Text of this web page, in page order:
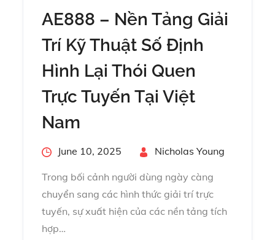
AE888 – Nền Tảng Giải
Trí Kỹ Thuật Số Định
Hình Lại Thói Quen
Trực Tuyến Tại Việt
Nam
PostedJune 10, 2025 Nicholas Young
Trong bối cảnh người dùng ngày càng
chuyển sang các hình thức giải trí trực
tuyến, sự xuất hiện của các nền tảng tích
hợp…